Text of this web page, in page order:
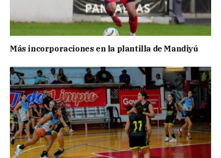
Más incorporaciones en la plantilla de Mandiyú